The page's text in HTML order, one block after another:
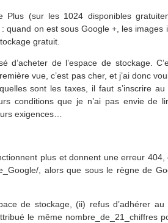
(sur les 1024 disponibles
: quand on est sous Google +, les images
gratuit.
d’acheter de l’espace de stockage.
vue, c’est pas cher, et j’ai donc
sont les taxes, il faut s’inscrire au
conditions que je n’ai pas envie de
exigences…
plus et donnent une erreur
, alors que sous le règne de
de stockage, (ii) refus d’adhérer au
le même nombre_de_21_chiffres